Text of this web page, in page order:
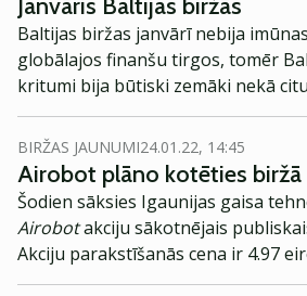
Janvāris Baltijas biržās
Baltijas biržas janvārī nebija
globālajos finanšu tirgos, tomēr
kritumi bija būtiski zemāki nekā
BIRŽAS JAUNUMI24.01.22, 14:45
Airobot plāno kotēties biržā
Šodien sāksies Igaunijas gaisa
Airobotakciju sākotnējais
Akciju parakstīšanās cena ir 4.97